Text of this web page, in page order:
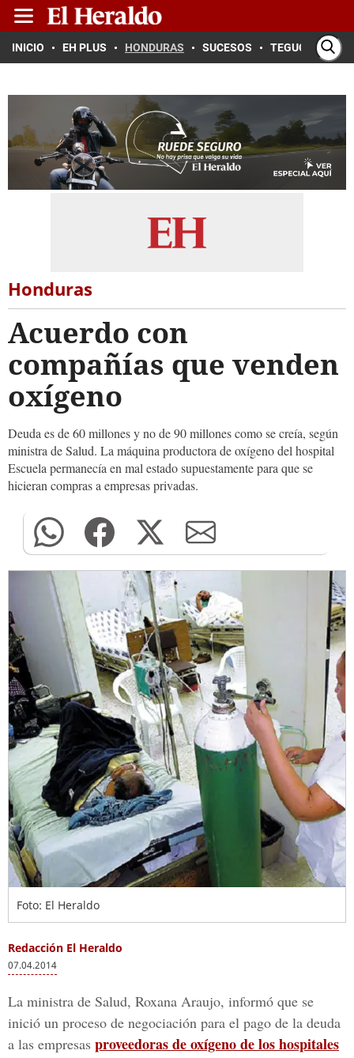
INICIO EH PLUS HONDURAS SUCESOS TEGUCIGALPA
Honduras
Acuerdo con
compañías que venden
oxígeno
Deuda es de 60 millones y no de 90 millones como se creía, según
ministra de Salud. La máquina productora de oxígeno del hospital
Escuela permanecía en mal estado supuestamente para que se
hicieran compras a empresas privadas.
Foto: El Heraldo
Redacción El Heraldo
07.04.2014
La ministra de Salud, Roxana Araujo, informó que se
inició un proceso de negociación para el pago de la deuda
a las empresas proveedoras de oxígeno de los hospitales